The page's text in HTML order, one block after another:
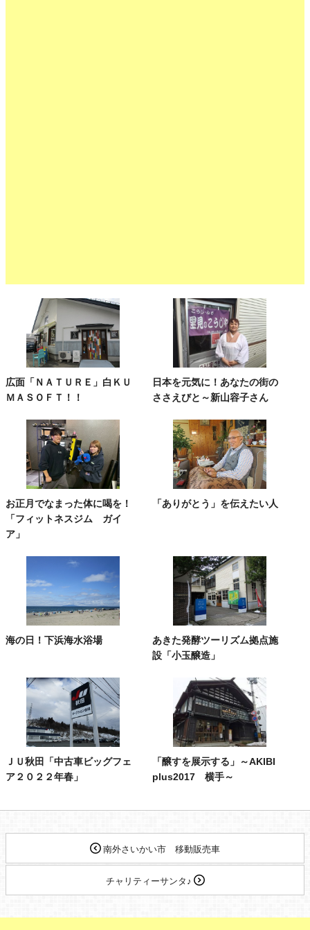
広面「ＮＡＴＵＲＥ」白ＫＵ
ＭＡＳＯＦＴ！！
日本を元気に！あなたの街の
ささえびと～新山容子さん
お正月でなまった体に喝を！
「フィットネスジム ガイ
ア」
「ありがとう」を伝えたい人
海の日！下浜海水浴場
あきた発酵ツーリズム拠点施
設「小玉醸造」
ＪＵ秋田「中古車ビッグフェ
ア２０２２年春」
「醸すを展示する」～AKIBI
plus2017 横手～
南外さいかい市 移動販売車
チャリティーサンタ♪